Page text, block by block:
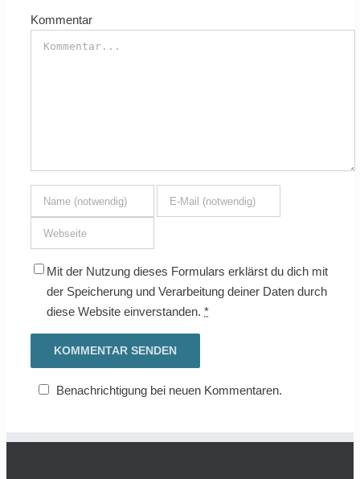
Kommentar
Mit der Nutzung dieses Formulars erklärst du dich mit
der Speicherung und Verarbeitung deiner Daten durch
diese Website einverstanden. *
Benachrichtigung bei neuen Kommentaren.